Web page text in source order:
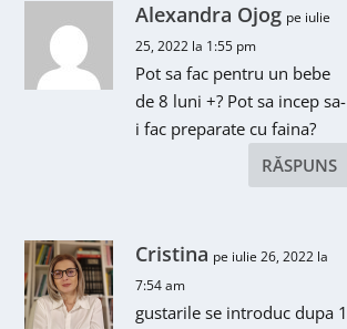
Alexandra Ojog pe iulie
25, 2022 la 1:55 pm
Pot sa fac pentru un bebe
de 8 luni +? Pot sa incep sa-
i fac preparate cu faina?
RĂSPUNS
Cristina pe iulie 26, 2022 la
7:54 am
gustarile se introduc dupa 1